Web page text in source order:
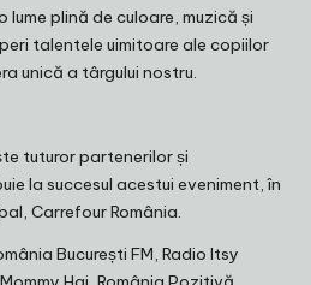
plină de culoare, muzică și
talentele uimitoare ale copiilor
unică a târgului nostru.
tuturor partenerilor și
la succesul acestui eveniment, în
Carrefour România.
București FM, Radio Itsy